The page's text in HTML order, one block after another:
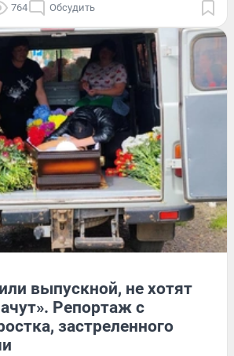
764 Обсудить
выпускной, не хотят
Репортаж с
застреленного